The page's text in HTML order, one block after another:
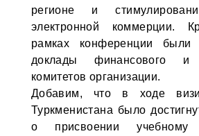
регионе и
электронной коммерции.
рамках конференции были
доклады финансового и
комитетов организации.
Добавим, что в ходе
Туркменистана было
о присвоении